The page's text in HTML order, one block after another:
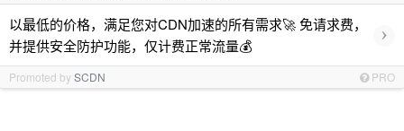
以最低的价格，满足您对CDN加速的所有需求🚀 免请求费，
并提供安全防护功能，仅计费正常流量💰
›
Promoted bySCDN PRO